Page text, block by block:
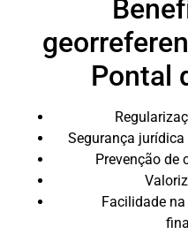
Pontal
Segurança
Prevenção de
Facilidade